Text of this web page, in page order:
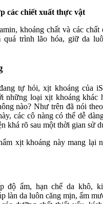
các chiết xuất thực vật
khoáng chất và các chất
quá trình lão hóa, giữ da
tự hỏi, xịt khoáng của
những loại xịt khoáng khác
nào? Như trên đã nói
các cô nàng có thể dễ
khá rõ sau một thời gian sử
xịt khoáng này mang lại
độ ẩm, hạn chế da khô,
làn da luôn căng mịn, ẩm